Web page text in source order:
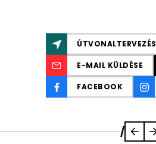
ÚTVONALTERVEZÉS
E-MAIL KÜLDÉSE
FACEBOOK
/